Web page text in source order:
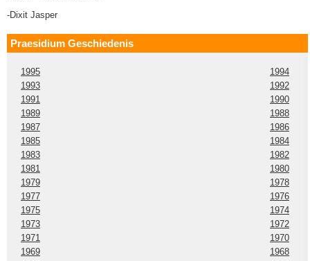
-Dixit Jasper
Praesidium Geschiedenis
1995
1994
1993
1992
1991
1990
1989
1988
1987
1986
1985
1984
1983
1982
1981
1980
1979
1978
1977
1976
1975
1974
1973
1972
1971
1970
1969
1968